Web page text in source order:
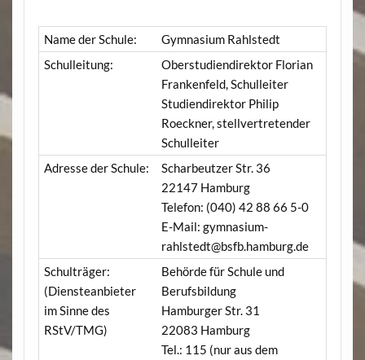
Name der Schule:
Gymnasium Rahlstedt
Schulleitung:
Oberstudiendirektor Florian
Frankenfeld, Schulleiter
Studiendirektor Philip
Roeckner, stellvertretender
Schulleiter
Adresse der Schule:
Scharbeutzer Str. 36
22147 Hamburg
Telefon: (040) 42 88 66 5-0
E-Mail: gymnasium-
rahlstedt@bsfb.hamburg.de
Schulträger:
(Diensteanbieter
im Sinne des
RStV/TMG)
Behörde für Schule und
Berufsbildung
Hamburger Str. 31
22083 Hamburg
Tel.: 115 (nur aus dem